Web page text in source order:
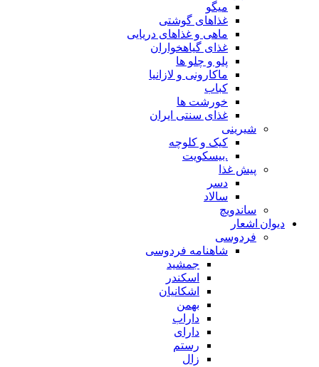
میگو
غذاهای گوشتی
ماهی و غذاهای دریایی
غذای گیاهخواران
پلو و چلو ها
ماکارونی و لازانیا
کباب
خورشت ها
غذای سنتی ایران
شیرینی
کیک و کلوچه
.بیسکویت
پیش غذا
دسر
سالاد
ساندویچ
دیوان اشعار
فردوسی
شاهنامه فردوسی
جمشید
اسکندر
اشکانیان
بهمن
داراب
دارای
رستم
زال